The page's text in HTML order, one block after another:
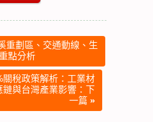
重劃區、交通動線、生
點分析
關稅政策解析：工業材
與台灣產業影響：下
一篇 »